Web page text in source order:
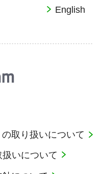
English
取り扱いについて
いについて